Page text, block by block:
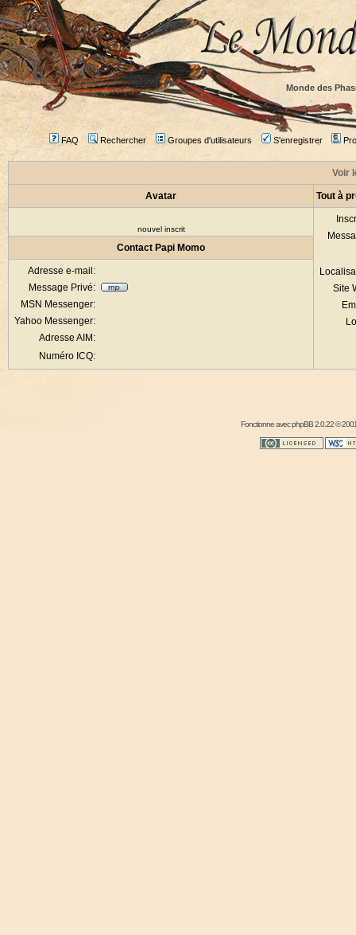
Monde des
FAQ Rechercher Groupes d'utilisateurs S'enregistrer
Voir
Avatar Tout à
nouvel inscrit
Site
Contact Papi Momo
Adresse e-mail:
Message Privé:
MSN Messenger:
Yahoo Messenger:
Adresse AIM:
Numéro ICQ:
Fonctionne avecphpBB2.0.22 ©